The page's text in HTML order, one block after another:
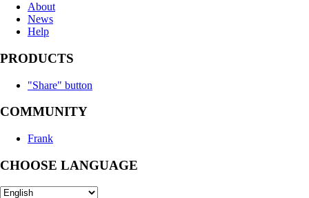
About
News
Help
PRODUCTS
"Share" button
COMMUNITY
Frank
CHOOSE LANGUAGE